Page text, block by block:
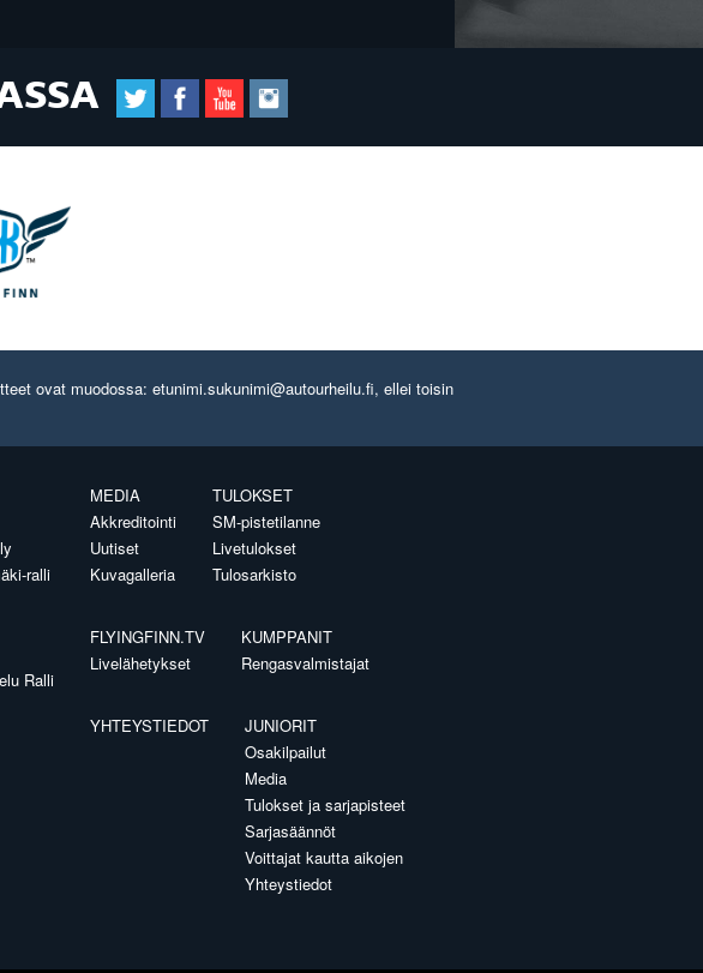
ovat muodossa: etunimi.sukunimi@autourheilu.fi, ellei toisin
ralli
Ralli
MEDIA
Akkreditointi
Uutiset
Kuvagalleria
TULOKSET
SM-pistetilanne
Livetulokset
Tulosarkisto
FLYINGFINN.TV
Livelähetykset
KUMPPANIT
Rengasvalmistajat
YHTEYSTIEDOT
JUNIORIT
Osakilpailut
Media
Tulokset ja sarjapisteet
Sarjasäännöt
Voittajat kautta aikojen
Yhteystiedot